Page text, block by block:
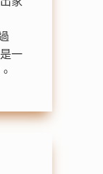
一